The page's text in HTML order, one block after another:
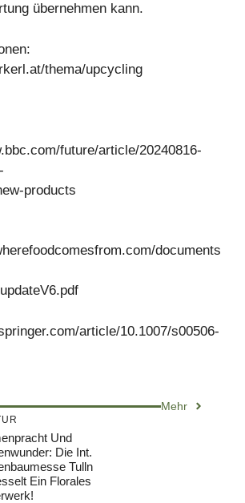
übernehmen kann.
thema/upcycling
future/article/20240816-
products
documents
article/10.1007/s00506-
Mehr
Und
Die Int.
Tulln
Ein Florales